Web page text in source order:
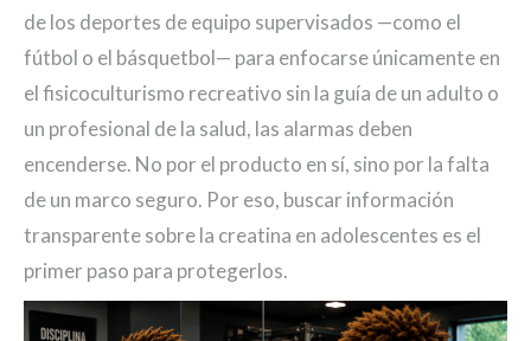
de los deportes de equipo supervisados —como el
fútbol o el básquetbol— para enfocarse únicamente en
el fisicoculturismo recreativo sin la guía de un adulto o
un profesional de la salud, las alarmas deben
encenderse. No por el producto en sí, sino por la falta
de un marco seguro. Por eso, buscar información
transparente sobre la creatina en adolescentes es el
primer paso para protegerlos.